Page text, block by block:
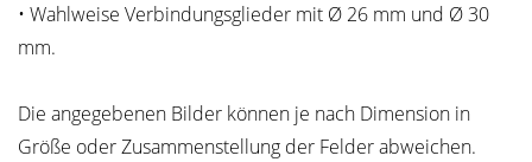
• Wahlweise Verbindungsglieder mit Ø 26 mm und Ø 30
mm.
Die angegebenen Bilder können je nach Dimension in
Größe oder Zusammenstellung der Felder abweichen.